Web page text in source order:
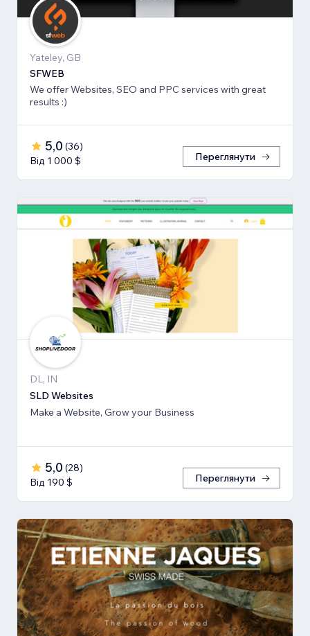
Yateley, GB
SFWEB
We offer Websites, SEO and PPC services with great
results :)
5,0 (36)
Від 1 000 $
Переглянути
DL, IN
SLD Websites
Make a Website, Grow your Business
5,0 (28)
Від 190 $
Переглянути